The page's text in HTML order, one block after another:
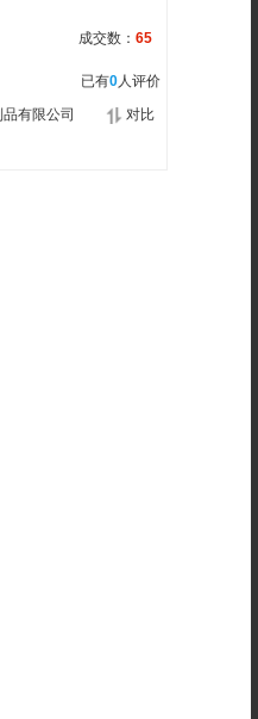
成交数： 65
已有0人评价
有限公司
对比